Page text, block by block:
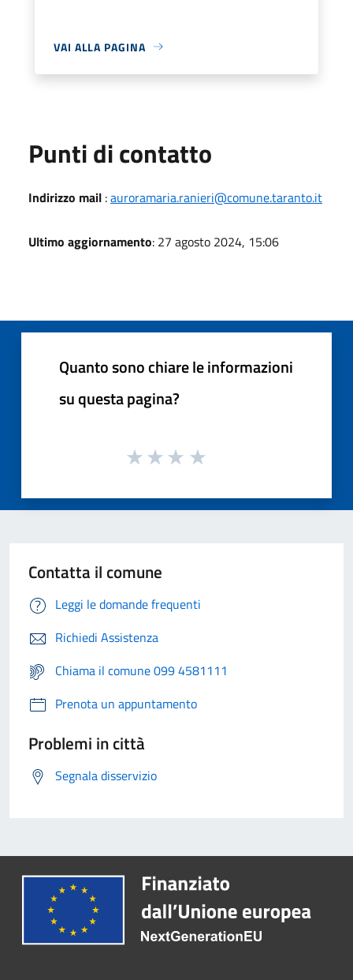
VAI ALLA PAGINA
Punti di contatto
Indirizzo mail :auroramaria.ranieri@comune.taranto.it
Ultimo aggiornamento: 27 agosto 2024, 15:06
Quanto sono chiare le informazioni
su questa pagina?
Contatta il comune
Leggi le domande frequenti
Richiedi Assistenza
Chiama il comune 099 4581111
Prenota un appuntamento
Problemi in città
Segnala disservizio